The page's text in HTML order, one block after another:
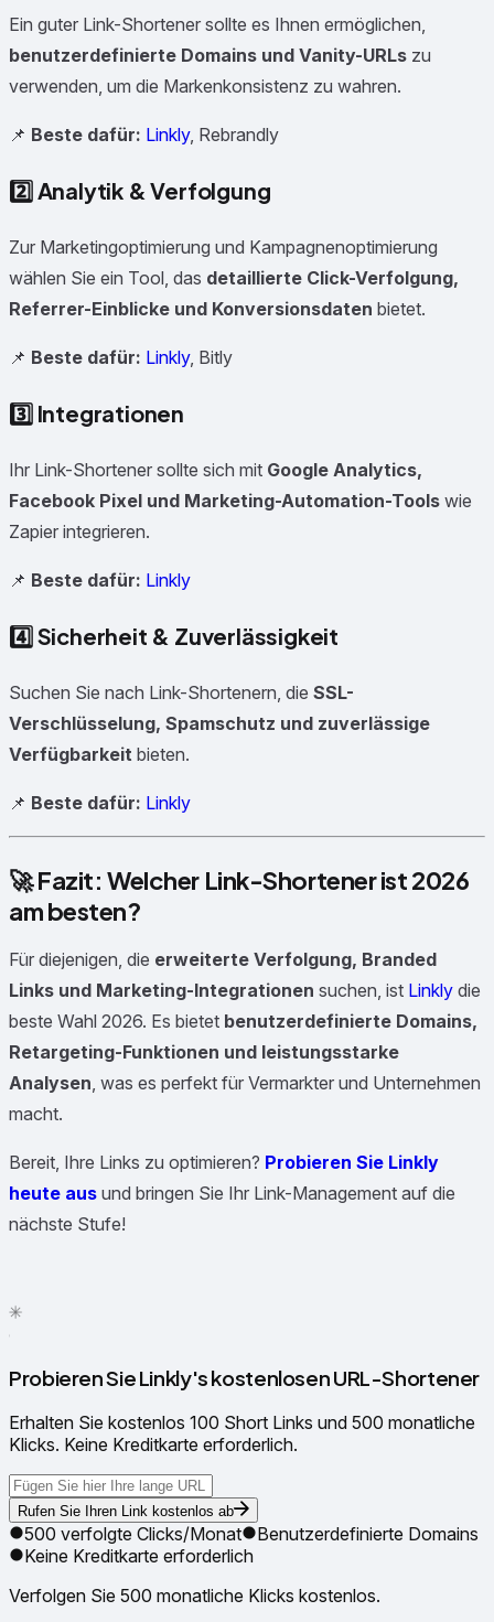
Ein guter Link-Shortener sollte es Ihnen ermöglichen,
benutzerdefinierte Domains und Vanity-URLs zu
verwenden, um die Markenkonsistenz zu wahren.
📌 Beste dafür: Linkly, Rebrandly
2️⃣ Analytik & Verfolgung
Zur Marketingoptimierung und Kampagnenoptimierung
wählen Sie ein Tool, das detaillierte Click-Verfolgung,
Referrer-Einblicke und Konversionsdaten bietet.
📌 Beste dafür: Linkly, Bitly
3️⃣ Integrationen
Ihr Link-Shortener sollte sich mit Google Analytics,
Facebook Pixel und Marketing-Automation-Tools wie
Zapier integrieren.
📌 Beste dafür: Linkly
4️⃣Sicherheit & Zuverlässigkeit
Suchen Sie nach Link-Shortenern, die SSL-
Verschlüsselung, Spamschutz und zuverlässige
Verfügbarkeit bieten.
📌 Beste dafür: Linkly
🚀 Fazit: Welcher Link-Shortener ist 2026
am besten?
Für diejenigen, die erweiterte Verfolgung, Branded
Links und Marketing-Integrationen suchen, ist Linkly die
beste Wahl 2026. Es bietet benutzerdefinierte Domains,
Retargeting-Funktionen und leistungsstarke
Analysen , was es perfekt für Vermarkter und Unternehmen
macht.
Bereit, Ihre Links zu optimieren? Probieren Sie Linkly
heute aus und bringen Sie Ihr Link-Management auf die
nächste Stufe!
●
Probieren Sie Linkly's kostenlosen URL-Shortener
Erhalten Sie kostenlos 100 Short Links und 500 monatliche
Klicks. Keine Kreditkarte erforderlich.
Rufen Sie Ihren Link kostenlos ab
500 verfolgte Clicks/Monat
Benutzerdefinierte Domains
Keine Kreditkarte erforderlich
Verfolgen Sie 500 monatliche Klicks kostenlos.